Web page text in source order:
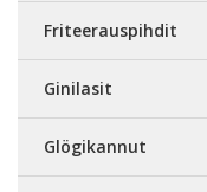
Friteerauspihdit
Ginilasit
Glögikannut